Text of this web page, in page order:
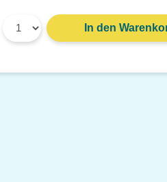
Material:
In den